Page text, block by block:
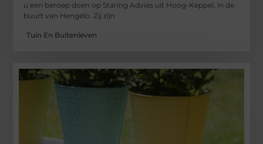
u een beroep doen op Staring Advies uit Hoog-Keppel, in de
buurt van Hengelo. Zij zijn
Tuin En Buitenleven